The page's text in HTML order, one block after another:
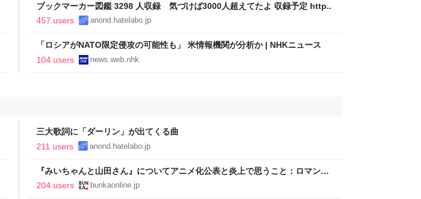
ブックマーカー図鑑 3298 人収録 気づけば3000人超えてたよ 収録予定 http..
457 users
anond.hatelabo.jp
「ロシアがNATO限定侵攻の可能性も」 米情報機関が分析か | NHKニュース
104 users
news.web.nhk
三大歌詞に「ダーリン」が出てくる曲
211 users
anond.hatelabo.jp
『みいちゃんと山田さん』についてアニメ化公表と炎上で思うこと：ロマン優
光連載404
204 users bunkaonline.jp